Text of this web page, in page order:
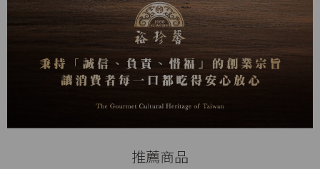
推薦商品